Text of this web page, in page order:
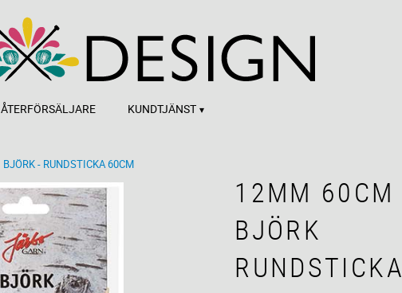
ÅTERFÖRSÄLJARE KUNDTJÄNST
BJÖRK - RUNDSTICKA 60CM
12MM 60CM
BJÖRK
RUNDSTICKA